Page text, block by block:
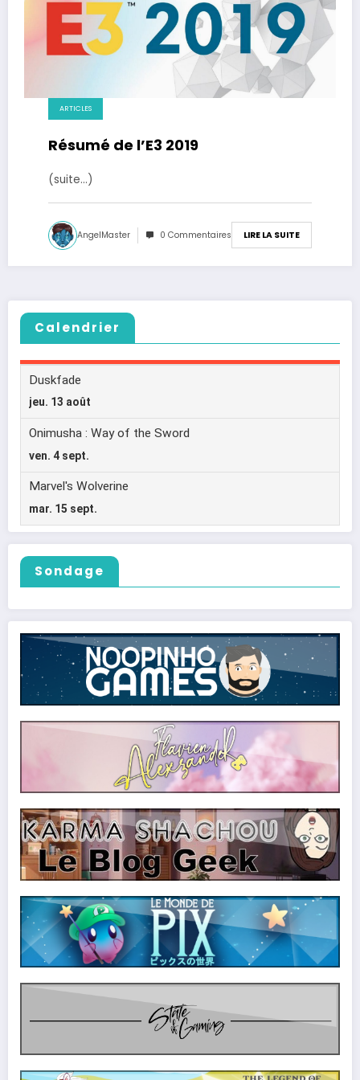
ARTICLES
Résumé de l’E3 2019
(suite…)
AngelMaster 0 Commentaires LIRE LA SUITE
Calendrier
Sondage